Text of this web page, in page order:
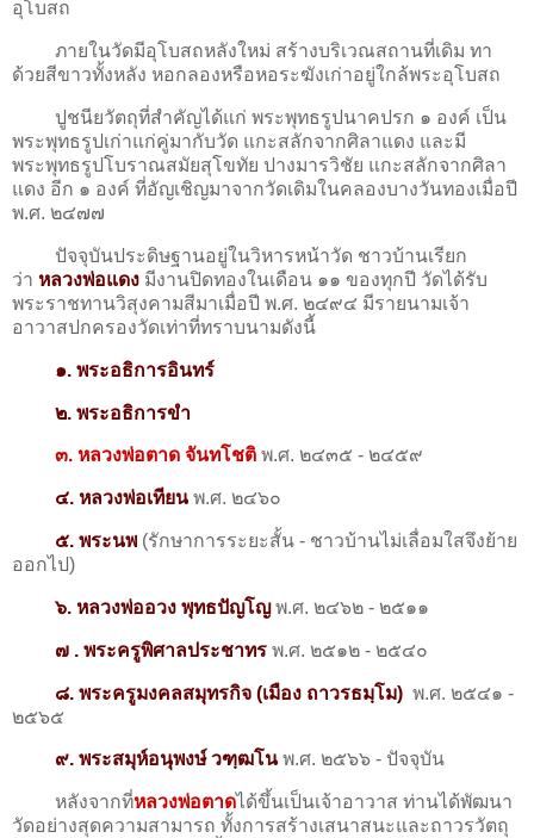
อุโบสถ
ภายในวัดมีอุโบสถหลังใหม่ สร้างบริเวณสถานที่เดิม ทา
ด้วยสีขาวทั้งหลัง หอกลองหรือหอระฆังเก่าอยู่ใกล้พระอุโบสถ
ปูชนียวัตถุที่สำคัญได้แก่ พระพุทธรูปนาคปรก ๑ องค์ เป็น
พระพุทธรูปเก่าแก่คู่มากับวัด แกะสลักจากศิลาแดง และมี
พระพุทธรูปโบราณสมัยสุโขทัย ปางมารวิชัย แกะสลักจากศิลา
แดง อีก ๑ องค์ ที่อัญเชิญมาจากวัดเดิมในคลองบางวันทองเมื่อปี
พ.ศ. ๒๔๗๗
ปัจจุบันประดิษฐานอยู่ในวิหารหน้าวัด ชาวบ้านเรียก
ว่า หลวงพ่อแดง มีงานปิดทองในเดือน ๑๑ ของทุกปี วัดได้รับ
พระราชทานวิสุงคามสีมาเมื่อปี พ.ศ. ๒๔๙๔ มีรายนามเจ้า
อาวาสปกครองวัดเท่าที่ทราบนามดังนี้
๑. พระอธิการอินทร์
๒. พระอธิการขำ
๓. หลวงพ่อตาด จันทโชติ พ.ศ. ๒๔๓๕ - ๒๔๕๙
๔. หลวงพ่อเทียน พ.ศ. ๒๔๖๐
๕. พระนพ (รักษาการระยะสั้น - ชาวบ้านไม่เลื่อมใสจึงย้าย
ออกไป)
๖. หลวงพ่ออวง พุทธปัญโญ พ.ศ. ๒๔๖๒ - ๒๕๑๑
๗ . พระครูพิศาลประชาทร พ.ศ. ๒๕๑๒ - ๒๕๔๐
๘. พระครูมงคลสมุทรกิจ (เมือง ถาวรธมฺโม) พ.ศ. ๒๕๔๑ -
๒๕๖๕
๙. พระสมุห์อนุพงษ์ วฑฺฒโน พ.ศ. ๒๕๖๖ - ปัจจุบัน
หลังจากที่หลวงพ่อตาดได้ขึ้นเป็นเจ้าอาวาส ท่านได้พัฒนา
วัดอย่างสุดความสามารถ ทั้งการสร้างเสนาสนะและถาวรวัตถุ